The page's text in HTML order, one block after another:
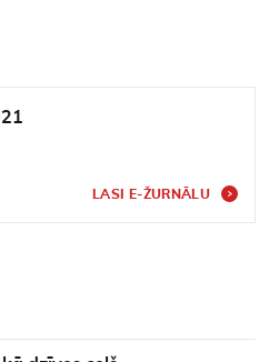
LASI E-ŽURNĀLU